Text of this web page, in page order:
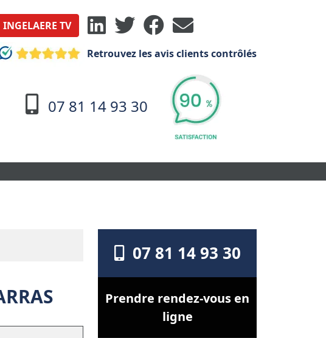
INGELAERE TV
Retrouvez les avis clients contrôlés
07 81 14 93 30
07 81 14 93 30
Prendre rendez-vous en
ligne